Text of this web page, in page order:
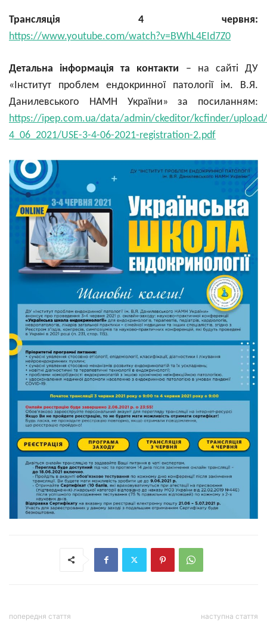
Трансляція 4 червня:
https://www.youtube.com/watch?v=BWhL4EId7Z0
Детальна інформація та контакти – на сайті ДУ
«Інститут проблем ендокринної патології ім. В.Я.
Данилевського НАМН України» за посиланням:
https://ipep.com.ua/data/admin/ckeditor/kcfinder/
4_06_2021/USE-3-4-06-2021-registration-2.pdf
попередня стаття наступна стаття